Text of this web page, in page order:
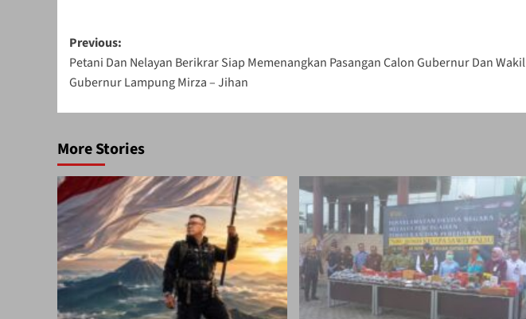
Post
navigation
Previous:
Petani Dan Nelayan Berikrar Siap Memenangkan Pasangan Calon Gubernur Dan Wakil
Gubernur Lampung Mirza – Jihan
More Stories